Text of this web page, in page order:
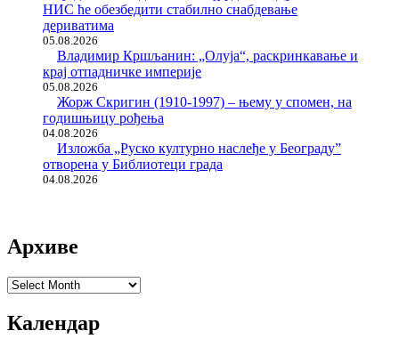
НИС ће обезбедити стабилно снабдевање
дериватима
05.08.2026
Владимир Кршљанин: „Олуја“, раскринкавање и
крај отпадничке империје
05.08.2026
Жорж Скригин (1910-1997) – њему у спомен, на
годишњицу рођења
04.08.2026
Изложба „Руско културно наслеђе у Београду”
отворена у Библиотеци града
04.08.2026
Архиве
Архиве
Календар